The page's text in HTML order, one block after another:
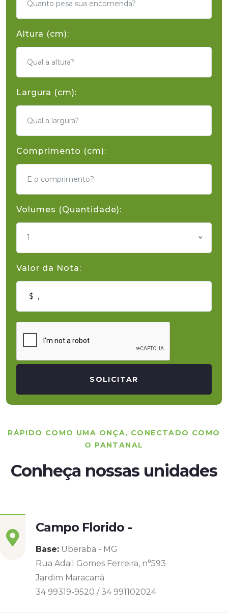
Altura (cm):
Largura (cm):
Comprimento (cm):
Volumes (Quantidade):
1
Valor da Nota:
SOLICITAR
RÁPIDO COMO UMA ONÇA, CONECTADO COMO
O PANTANAL
Conheça nossas unidades
Campo Florido -
Base: Uberaba - MG
Rua Adail Gomes Ferreira, n°593
Jardim Maracanã
34 99319-9520 / 34 991102024